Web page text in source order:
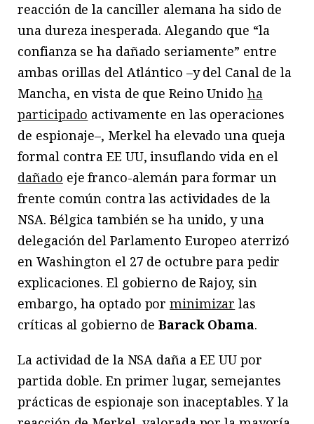
reacción de la canciller alemana ha sido de
una dureza inesperada. Alegando que “la
confianza se ha dañado seriamente” entre
ambas orillas del Atlántico –y del Canal de la
Mancha, en vista de que Reino Unido ha
participado activamente en las operaciones
de espionaje–, Merkel ha elevado una queja
formal contra EE UU, insuflando vida en el
dañado eje franco-alemán para formar un
frente común contra las actividades de la
NSA. Bélgica también se ha unido, y una
delegación del Parlamento Europeo aterrizó
en Washington el 27 de octubre para pedir
explicaciones. El gobierno de Rajoy, sin
embargo, ha optado porminimizar las
críticas al gobierno deBarack Obama.
La actividad de la NSA daña a EE UU por
partida doble. En primer lugar, semejantes
prácticas de espionaje son inaceptables. Y la